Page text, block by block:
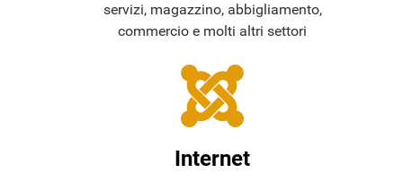
servizi, magazzino, abbigliamento,
commercio e molti altri settori
Internet